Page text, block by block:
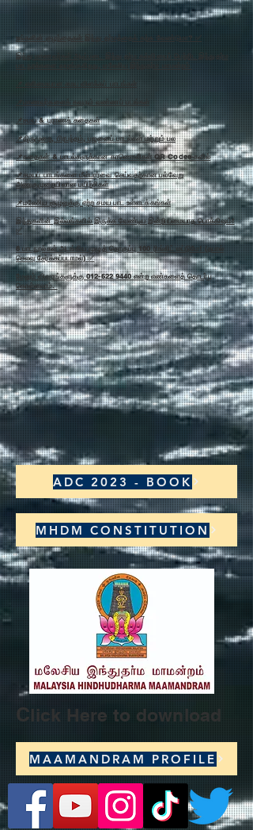
உங்களின் குழந்தைகள் இந்து தர்மத்தைக் கற்க வேண்டுமா? ✅
இந்து மாணவர்கள் அடிப்படை இந்து தர்ம கல்வியைப் பெற்றிட இந்துதர்ம
📌 எளிமையான சமய விளக்கப் பாடங்கள்
📌மாணவர்களைக் கவரும் வண்ணப் படங்கள்
📌சமய & புராணக் கதைகள்
📌திருமுறை, பிரபந்தம், பஜனைப் பாடல்கள் மற்றும் பல
📌கதைகள் & பாடல்களுக்கான காணொலிகள் QR Codes-களில்
📌சமயப் பாடங்களை மீள்பார்வை செய்வதற்கான பல்வேறு
அணுகுமுறையிலான பயிற்சிகள்
📌மலேசிய சூழலுக்கு ஏற்ற சமய பாட உள்ளடக்கங்கள்
இந்துகளின் இல்லங்களில் இருக்க வேண்டிய இன்றியமையாத பொக்கிஷம்!
✅
8 பாடநூல்கள் அடங்கிய முழுத் தொகுப்பு 100 ரிங்கிட் மட்டுமே! (தபால்
செலவு சேர்க்கப்படாமல்) ✅
மேலும் விவரங்களுக்கு 012-622 9440 என்ற எண்களைத் தொடர்பு
கொள்ளலாம்.
ADC 2023 - BOOK
MHDM CONSTITUTION
Click Here to download
MAAMANDRAM PROFILE